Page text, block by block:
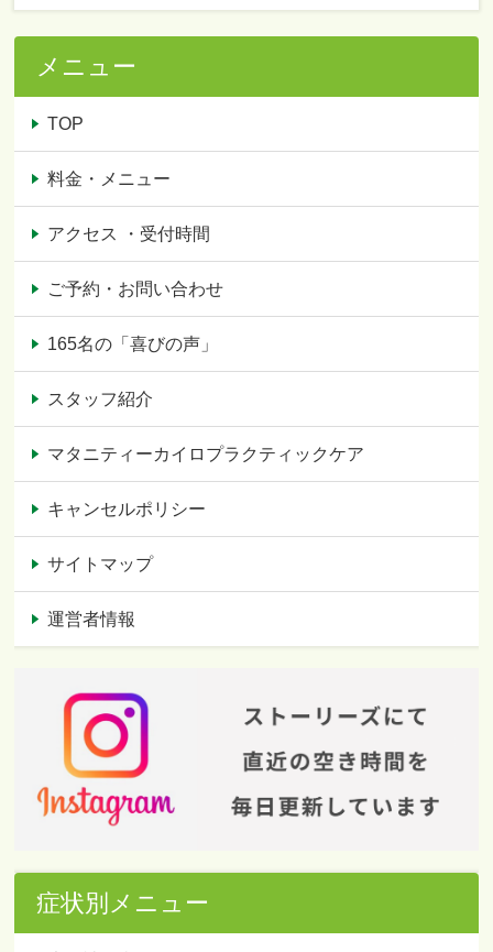
メニュー
TOP
料金・メニュー
アクセス ・受付時間
ご予約・お問い合わせ
165名の「喜びの声」
スタッフ紹介
マタニティーカイロプラクティックケア
キャンセルポリシー
サイトマップ
運営者情報
症状別メニュー